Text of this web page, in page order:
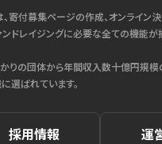
、寄付募集ページの作成、オンライン
ンドレイジングに必要な全ての機能
りの団体から年間収入数十億円規模
選ばれています。
採用情報 運